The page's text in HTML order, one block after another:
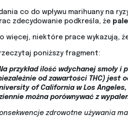
co do wpływu marihuany na
zdecydowanie podkreśla, że
więcej, niektóre prace wykazują,
poniższy fragment:
przykład ilość wdychanej smoły
od zawartości THC) jest
of California w Los
można porównywać z
zdrowotne używania